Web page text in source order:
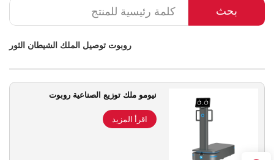
الأخبار
اتصل بنا
بحث
روبوت توصيل الملك الشيطان الثور
نيومو ملك توزيع الصناعية روبوت
اقرأ المزيد